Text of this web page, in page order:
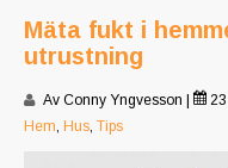
Mäta fukt i
utrustning
Av Conny Yngvesson |
Hem Hus Tips